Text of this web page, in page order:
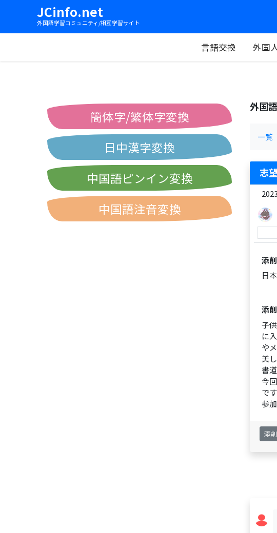
JCinfo.net
外国語学習コミュニティ/相互学習サイト
言語交換 外国
外国
一覧
志
添
日
添
子
に
や
美
書
今
で
参
添
簡体字/繁体字変換
日中漢字変換
中国語ピンイン変換
中国語注音変換